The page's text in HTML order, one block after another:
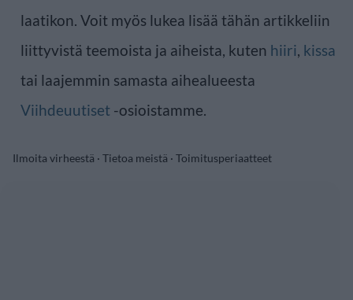
laatikon. Voit myös lukea lisää tähän artikkeliin
liittyvistä teemoista ja aiheista, kuten hiiri, kissa
tai laajemmin samasta aihealueesta
Viihdeuutiset -osioistamme.
Ilmoita virheestä · Tietoa meistä · Toimitusperiaatteet